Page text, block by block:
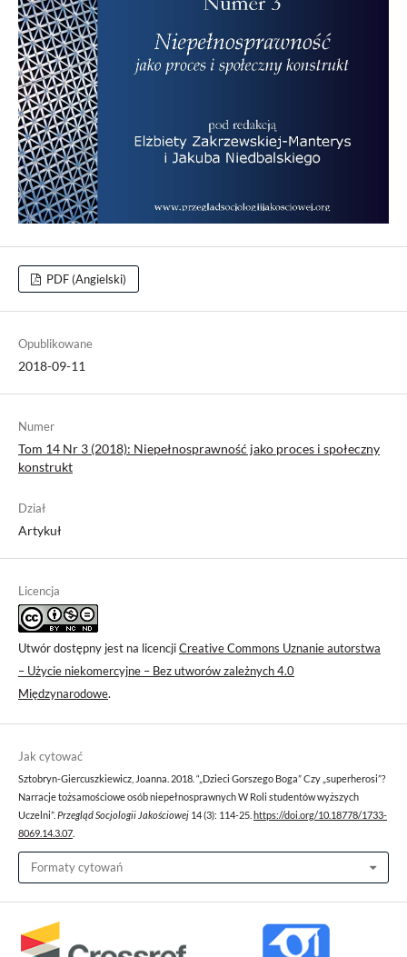
PDF (Angielski)
Opublikowane
2018-09-11
Numer
Tom 14 Nr 3 (2018): Niepełnosprawność jako proces i społeczny
konstrukt
Dział
Artykuł
Licencja
Utwór dostępny jest na licencjiCreative Commons Uznanie autorstwa
– Użycie niekomercyjne – Bez utworów zależnych 4.0
Międzynarodowe.
Jak cytować
Sztobryn-Giercuszkiewicz, Joanna. 2018. “„Dzieci Gorszego Boga” Czy „superherosi”?
Narracje tożsamościowe osób niepełnosprawnych W Roli studentów wyższych
Uczelni”. Przegląd Socjologii Jakościowej 14 (3): 114-25. https://doi.org/10.18778/1733-
8069.14.3.07
Formaty cytowań